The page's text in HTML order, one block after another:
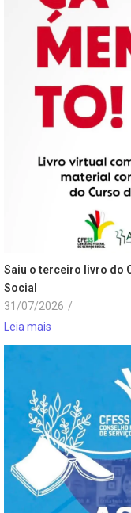
Saiu o terceiro livro do
Social
31/07/2026 /
Leia mais